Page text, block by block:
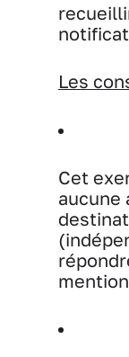
Les
Cet
aucune